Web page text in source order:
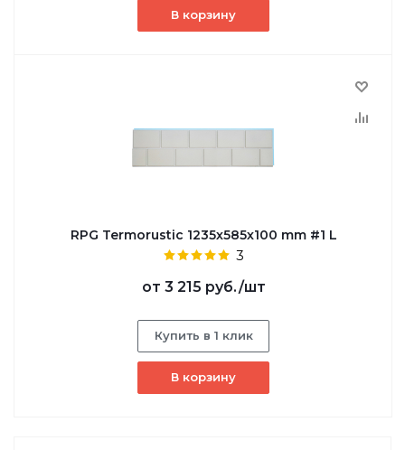
В корзину
RPG Termorustic 1235х585х100 mm #1 L
3
от 3 215 руб./шт
Купить в 1 клик
В корзину